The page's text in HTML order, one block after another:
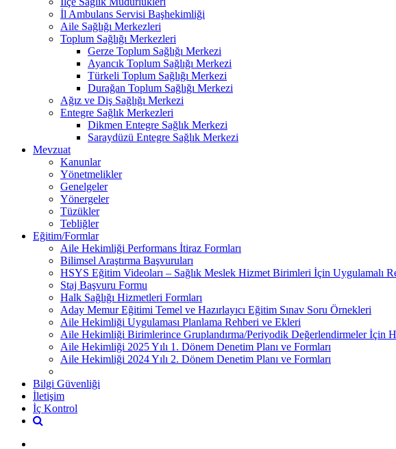
İl Ambulans Servisi Başhekimliği
Aile Sağlığı Merkezleri
Toplum Sağlığı Merkezleri
Gerze Toplum Sağlığı Merkezi
Ayancık Toplum Sağlığı Merkezi
Türkeli Toplum Sağlığı Merkezi
Durağan Toplum Sağlığı Merkezi
Ağız ve Diş Sağlığı Merkezi
Entegre Sağlık Merkezleri
Dikmen Entegre Sağlık Merkezi
Saraydüzü Entegre Sağlık Merkezi
Mevzuat
Kanunlar
Yönetmelikler
Genelgeler
Yönergeler
Tüzükler
Tebliğler
Eğitim/Formlar
Aile Hekimliği Performans İtiraz Formları
Bilimsel Araştırma Başvuruları
HSYS Eğitim Videoları – Sağlık Meslek Hizmet Birimleri İçin Uygulamalı
Staj Başvuru Formu
Halk Sağlığı Hizmetleri Formları
Aday Memur Eğitimi Temel ve Hazırlayıcı Eğitim Sınav Soru Örnekleri
Aile Hekimliği Uygulaması Planlama Rehberi ve Ekleri
Aile Hekimliği Birimlerince Gruplandırma/Periyodik Değerlendirmeler İçin
Aile Hekimliği 2025 Yılı 1. Dönem Denetim Planı ve Formları
Aile Hekimliği 2024 Yılı 2. Dönem Denetim Planı ve Formları
Bilgi Güvenliği
İletişim
İç Kontrol